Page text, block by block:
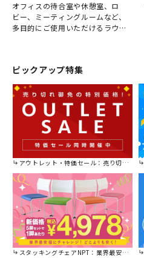
オフィスの待合室や休憩室、ロ
ビー、ミーティングルームなど、
多目的にご使用いただけるラウ
ピックアップ特集
アウトレット・特価セール：売り切れ御免の特別価格！
スタッキングチェアNPT：業界最安値に挑戦！